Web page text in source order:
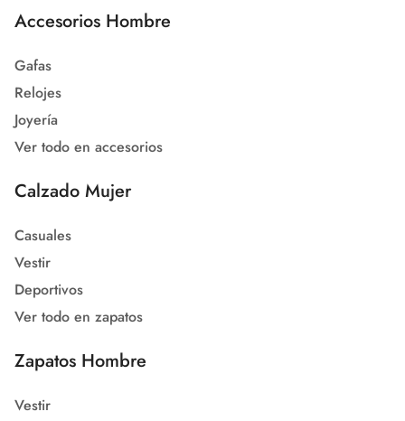
Accesorios Hombre
Gafas
Relojes
Joyería
Ver todo en accesorios
Calzado Mujer
Casuales
Vestir
Deportivos
Ver todo en zapatos
Zapatos Hombre
Vestir